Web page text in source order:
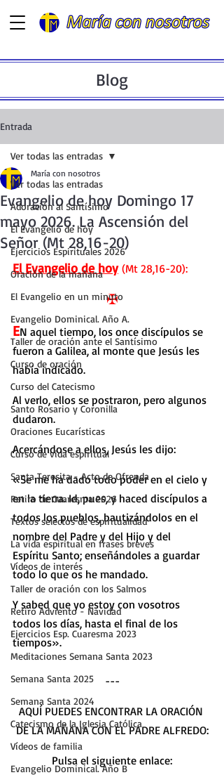
Blog
Entrada
Ver todas las entradas
Adoración al Santísimo
El Evangelio de hoy
Ejercicios Espirituales 2026
Oración de la mañana
El Evangelio en un minuto
Evangelio Dominical. Año A.
Taller de oración ante el Santísimo
Curso de oración
Curso del Catecismo
Santo Rosario y Coronilla
Oraciones Eucarísticas
Curso de vida espiritual
Santa Teresita - Acto de Ofrenda
Retiro de Cuaresma 2026
Textos selectos de espiritualidad
La vida espiritual en frases breves
Vídeos de interés
Taller de oración con los Salmos
Retiro Adviento - Navidad
Ejercicios Esp. Cuaresma 2023
Meditaciones Semana Santa 2023
Semana Santa 2025
Semana Santa 2024
Catecismo de la Iglesia Católica
Vídeos de familia
Evangelio Dominical. Año B
Ver todas las entradas
Evangelio de hoy Domingo 17
mayo 2026. La Ascensión del
Señor (Mt 28,16-20)
María con nosotros
El Evangelio de hoy (Mt 28,16-20):
✠
EN aquel tiempo, los once discípulos se
fueron a Galilea, al monte que Jesús les
había indicado.
Al verlo, ellos se postraron, pero algunos
dudaron.
Acercándose a ellos, Jesús les dijo:
«Se me ha dado todo poder en el cielo y
en la tierra. Id, pues, y haced discípulos a
todos los pueblos, bautizándolos en el
nombre del Padre y del Hijo y del
Espíritu Santo; enseñándoles a guardar
todo lo que os he mandado.
Y sabed que yo estoy con vosotros
todos los días, hasta el final de los
tiempos».
---
AQUÍ PUEDES ENCONTRAR LA ORACIÓN
DE LA MAÑANA CON EL PADRE ALFREDO:
Pulsa el siguiente enlace: